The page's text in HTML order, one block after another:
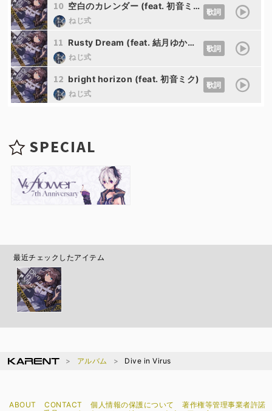
10 空白のカレンダー (feat. 初音ミク)
ねじ式
歌詞
11 Rusty Dream (feat. 結月ゆかり)
ねじ式
歌詞
12 bright horizon (feat. 初音ミク)
ねじ式
歌詞
SPECIAL
最近チェックしたアイテム
アルバム Dive in Virus
ABOUT CONTACT 個人情報の保護について
著作権等管理事業者許諾